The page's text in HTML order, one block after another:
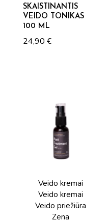
SKAISTINANTIS
VEIDO TONIKAS
100 ML
24,90 €
Veido kremai
Veido kremai
Veido priežiūra
Zena